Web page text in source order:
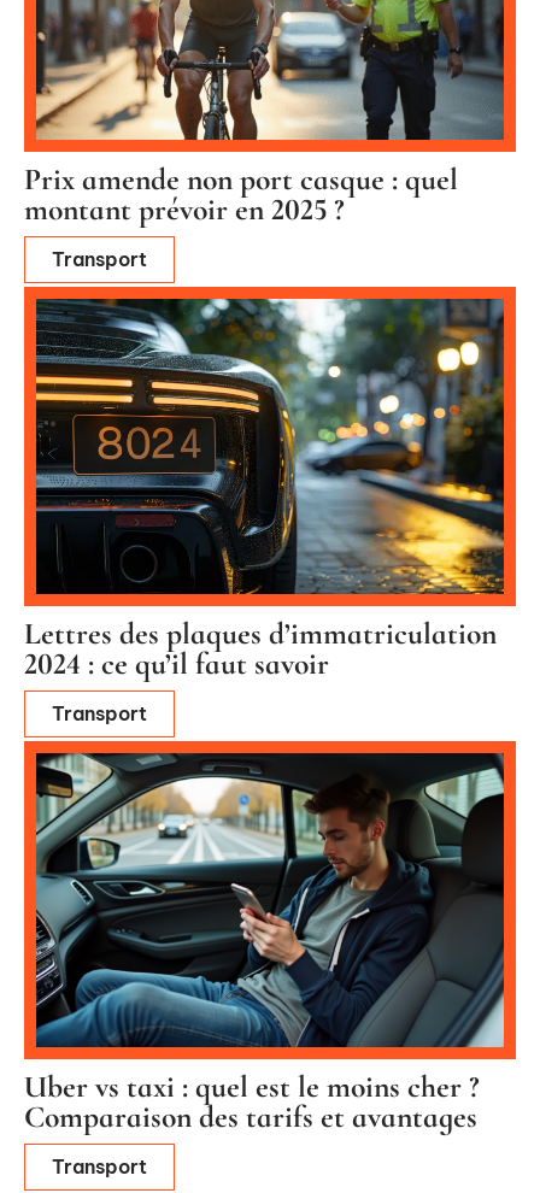
Prix amende non port casque : quel
montant prévoir en 2025 ?
Transport
Lettres des plaques d’immatriculation
2024 : ce qu’il faut savoir
Transport
Uber vs taxi : quel est le moins cher ?
Comparaison des tarifs et avantages
Transport